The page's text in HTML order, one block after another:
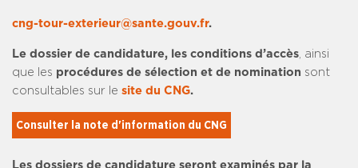
cng-tour-exterieur@sante.gouv.fr.
Le dossier de candidature, les conditions d’accès , ainsi
que les procédures de sélection et de nomination sont
consultables sur le site du CNG.
Consulter la note d'information du CNG
Les dossiers de candidature seront examinés par la